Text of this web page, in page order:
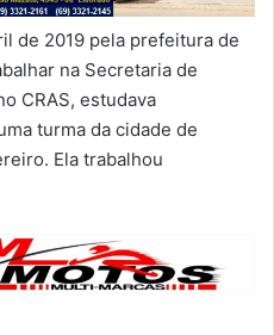
de 2019 pela prefeitura de
na Secretaria de
CRAS, estudava
turma da cidade de
Ela trabalhou